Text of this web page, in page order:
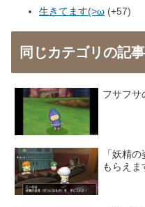
生きてます(>ω +57
同じカテゴリの記事
フサフサ
「妖精
もらえま